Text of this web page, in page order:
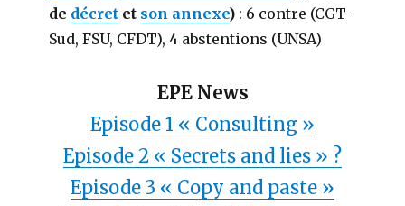
de décret et son annexe) : 6 contre (CGT-
Sud, FSU, CFDT), 4 abstentions (UNSA)
EPE News
Episode 1 « Consulting »
Episode 2 « Secrets and lies » ?
Episode 3 « Copy and paste »